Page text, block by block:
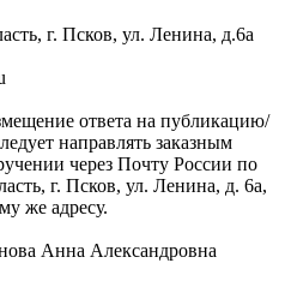
г. Псков, ул. Ленина, д.6а
ответа на публикацию/
направлять заказным
через Почту России по
г. Псков, ул. Ленина, д. 6а,
же адресу.
Анна Александровна